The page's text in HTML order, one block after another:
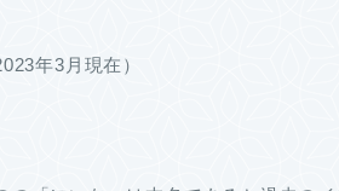
年3月現在）